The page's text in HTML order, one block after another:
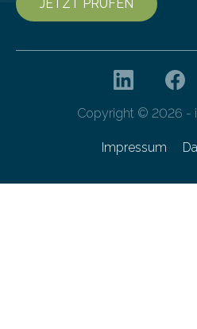
JETZT PRÜFEN
Copyright © 2026 -
Impressum